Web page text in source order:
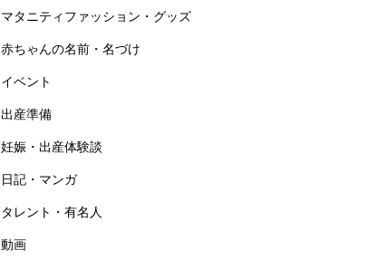
マタニティファッション・グッズ
赤ちゃんの名前・名づけ
イベント
出産準備
妊娠・出産体験談
日記・マンガ
タレント・有名人
動画